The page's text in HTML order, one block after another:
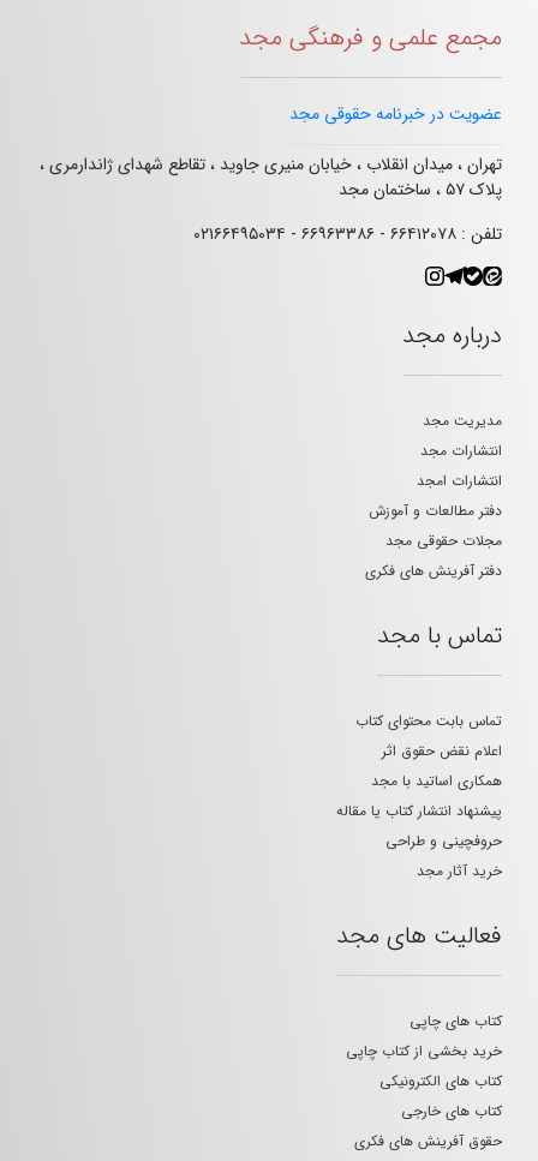
مجمع علمی و فرهنگی مجد
عضویت در خبرنامه حقوقی مجد
تهران ، میدان انقلاب ، خیابان منیری جاوید ، تقاطع شهدای ژاندارمری ،
پلاک ۵۷ ، ساختمان مجد
تلفن : ۶۶۴۱۲۰۷۸ - ۶۶۹۶۳۳۸۶ - ۰۲۱۶۶۴۹۵۰۳۴
درباره مجد
مدیریت مجد
انتشارات مجد
انتشارات امجد
دفتر مطالعات و آموزش
مجلات حقوقی مجد
دفتر آفرینش های فکری
تماس با مجد
تماس بابت محتوای کتاب
اعلام نقض حقوق اثر
همکاری اساتید با مجد
پیشنهاد انتشار کتاب یا مقاله
حروفچینی و طراحی
خرید آثار مجد
فعالیت های مجد
کتاب های چاپی
خرید بخشی از کتاب چاپی
کتاب های الکترونیکی
کتاب های خارجی
حقوق آفرینش های فکری